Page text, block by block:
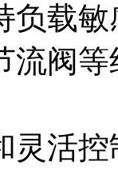
负载
流阀
灵活